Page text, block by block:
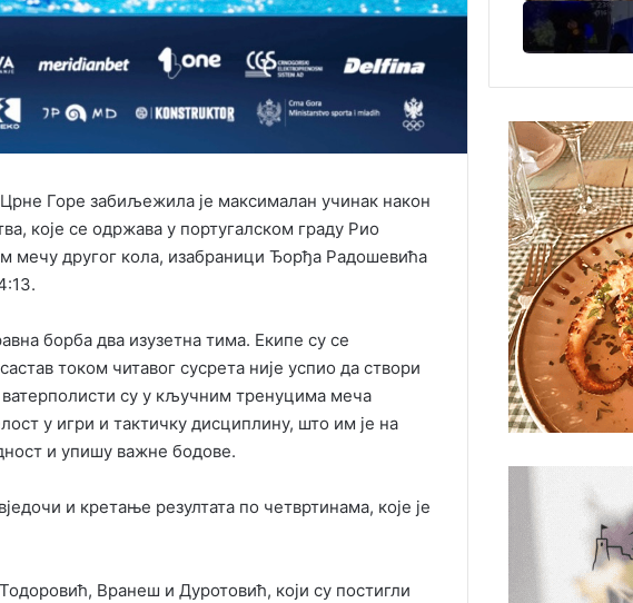
Горе забиљежила је максималан учинак након
које се одржава у португалском граду Рио
мечу другог кола, изабраници Ђорђа Радошевића
борба два изузетна тима. Екипе су се
током читавог сусрета није успио да створи
ватерполисти су у кључним тренуцима меча
у игри и тактичку дисциплину, што им је на
и упишу важне бодове.
и кретање резултата по четвртинама, које је
Вранеш и Дуротовић, који су постигли